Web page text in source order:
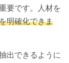
要です。人材を
明確化できま
出できるように